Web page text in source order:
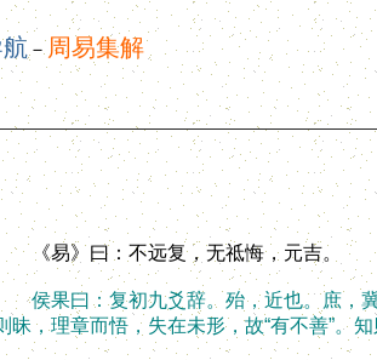
－ 周易集解
《易》曰：不远复，无祗悔，元吉。
侯果曰：复初九爻辞。殆，近也。庶，冀
昧，理章而悟，失在未形，故“有不善”。